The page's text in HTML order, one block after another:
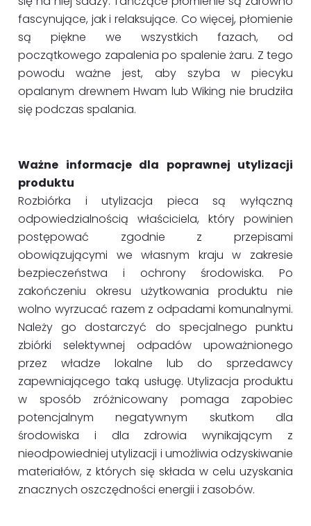
fascynujące, jak i relaksujące. Co więcej, płomienie
są piękne we wszystkich fazach, od
początkowego zapalenia po spalenie żaru. Z tego
powodu ważne jest, aby szyba w piecyku
opalanym drewnem Hwam lub Wiking nie brudziła
się podczas spalania.
Ważne informacje dla poprawnej utylizacji
produktu
Rozbiórka i utylizacja pieca są wyłączną
odpowiedzialnością właściciela, który powinien
postępować zgodnie z przepisami
obowiązującymi we własnym kraju w zakresie
bezpieczeństwa i ochrony środowiska. Po
zakończeniu okresu użytkowania produktu nie
wolno wyrzucać razem z odpadami komunalnymi.
Należy go dostarczyć do specjalnego punktu
zbiórki selektywnej odpadów upoważnionego
przez władze lokalne lub do sprzedawcy
zapewniającego taką usługę. Utylizacja produktu
w sposób zróżnicowany pomaga zapobiec
potencjalnym negatywnym skutkom dla
środowiska i dla zdrowia wynikającym z
nieodpowiedniej utylizacji i umożliwia odzyskiwanie
materiałów, z których się składa w celu uzyskania
znacznych oszczędności energii i zasobów.